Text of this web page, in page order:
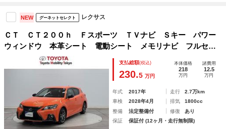
NEW グーネットセレクト レクサス
ＣＴ ＣＴ２００ｈ Ｆスポーツ ＴＶナビ Ｓキー パワー
ウィンドウ 本革シート 電動シート メモリナビ フルセグ
テレビ エアコン アイドリングストップ アルミ オートク
ルーズコントロール キーレスエントリー 運転席エアバッ
支払総額(税込)
230.5 万円
本体価格
218
万円
諸費用
12.5
万円
年式 2017年 走行
2.7万km
車検
2028年4月 排気
1800cc
整備
法定整備付 修復
あり
保証
保証付 (12ヶ月・走行無制限)